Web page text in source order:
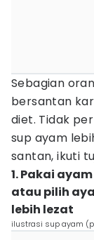
Sebagian
bersantan
diet. Tidak
sup ayam
santan, ikuti
1. Pakai
atau pilih
lebih lezat
ilustrasi sup ayam